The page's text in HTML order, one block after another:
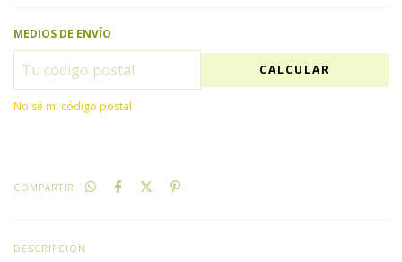
MEDIOS DE ENVÍO
CALCULAR
No sé mi código postal
COMPARTIR
DESCRIPCIÓN